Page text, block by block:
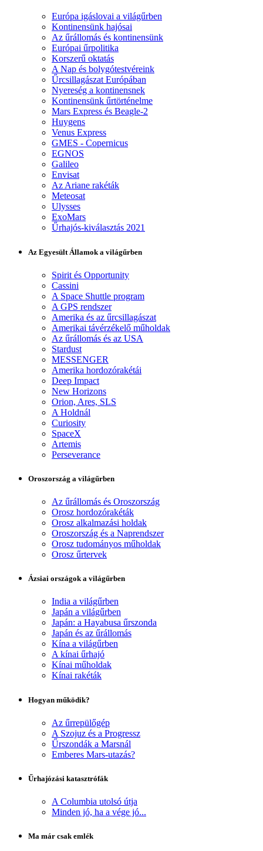
Európa igáslovai a világűrben
Kontinensünk hajósai
Az űrállomás és kontinensünk
Európai űrpolitika
Korszerű oktatás
A Nap és bolygótestvéreink
Űrcsillagászat Európában
Nyereség a kontinensnek
Kontinensünk űrtörténelme
Mars Express és Beagle-2
Huygens
Venus Express
GMES - Copernicus
EGNOS
Galileo
Envisat
Az Ariane rakéták
Meteosat
Ulysses
ExoMars
Űrhajós-kiválasztás 2021
Az Egyesült Államok a világűrben
Spirit és Opportunity
Cassini
A Space Shuttle program
A GPS rendszer
Amerika és az űrcsillagászat
Amerikai távérzékelő műholdak
Az űrállomás és az USA
Stardust
MESSENGER
Amerika hordozórakétái
Deep Impact
New Horizons
Orion, Ares, SLS
A Holdnál
Curiosity
SpaceX
Artemis
Perseverance
Oroszország a világűrben
Az űrállomás és Oroszország
Orosz hordozórakéták
Orosz alkalmazási holdak
Oroszország és a Naprendszer
Orosz tudományos műholdak
Orosz űrtervek
Ázsiai országok a világűrben
India a világűrben
Japán a világűrben
Japán: a Hayabusa űrszonda
Japán és az űrállomás
Kína a világűrben
A kínai űrhajó
Kínai műholdak
Kínai rakéták
Hogyan működik?
Az űrrepülőgép
A Szojuz és a Progressz
Űrszondák a Marsnál
Emberes Mars-utazás?
Űrhajózási katasztrófák
A Columbia utolsó útja
Minden jó, ha a vége jó...
Ma már csak emlék